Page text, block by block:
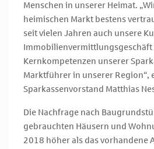
Menschen in unserer Heimat.
heimischen Markt bestens
seit vielen Jahren auch unsere
Immobilienvermittlungsgeschäft
Kernkompetenzen unserer
Marktführer in unserer Region“,
Sparkassenvorstand Matthias
Die Nachfrage nach
gebrauchten Häusern und
2018 höher als das vorhandene